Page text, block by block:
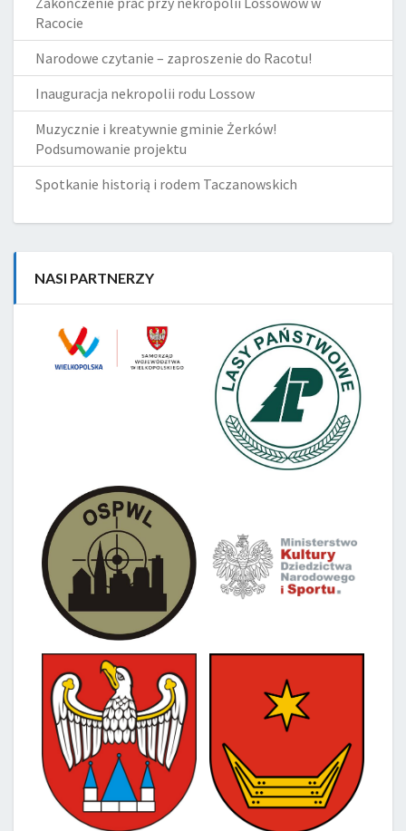
Racocie
Narodowe czytanie – zaproszenie do Racotu!
Inauguracja nekropolii rodu Lossow
Muzycznie i kreatywnie gminie Żerków!
Podsumowanie projektu
Spotkanie historią i rodem Taczanowskich
NASI PARTNERZY